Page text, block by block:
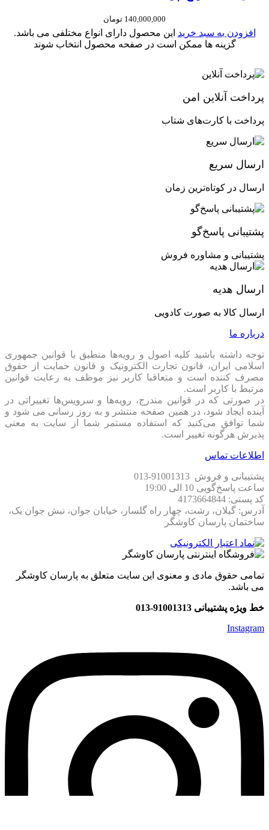
140,000,000 تومان
افزودن به سبد خرید این محصول دارای انواع مختلفی می باشد.
گزینه ها ممکن است در صفحه محصول انتخاب شوند
پرداخت آنلاین امن
پرداخت با کارت‌های شتاب
ارسال سریع
ارسال در کوتاه‌ترین زمان
پشتیبانی پاسخ‌گو
پشتیبانی و مشاوره فروش
ارسال هدیه
ارسال کالا به صورت کادویی
درباره ما
توجه داشته باشید کلیه اصول و رویه‏‌ها منطبق با قوانین جمهوری
اسلامی ایران، قانون تجارت الکترونیک و قانون حمایت از حقوق
مصرف کننده است و متعاقبا کاربر نیز موظف به رعایت قوانین
مرتبط با کاربر است.
در صورتی که در قوانین مندرج، رویه‏‌ها و سرویس‏‌ها تغییراتی در
آینده ایجاد شود، در همین صفحه منتشر و به روز رسانی می شود و
شما توافق می‏‌کنید که استفاده مستمر شما از سایت به معنی
پذیرش هرگونه تغییر است.
اطلاعات تماس
پشتیبانی و فروش 91001313-013
ساعت پاسخ‌گویی 10 الی 19:00
کد پستی: 4173664844
آدرس: گیلان، رشت، چهار راه گلسار، خیابان جوان، نبش جوان یک،
ساختمان پارسان کاوشگر
تمامی حقوق مادی و معنوی این سایت متعلق به پارسان کاوشگر
می باشد.
خط ویژه پشتیبانی 91001313-013
Instagram